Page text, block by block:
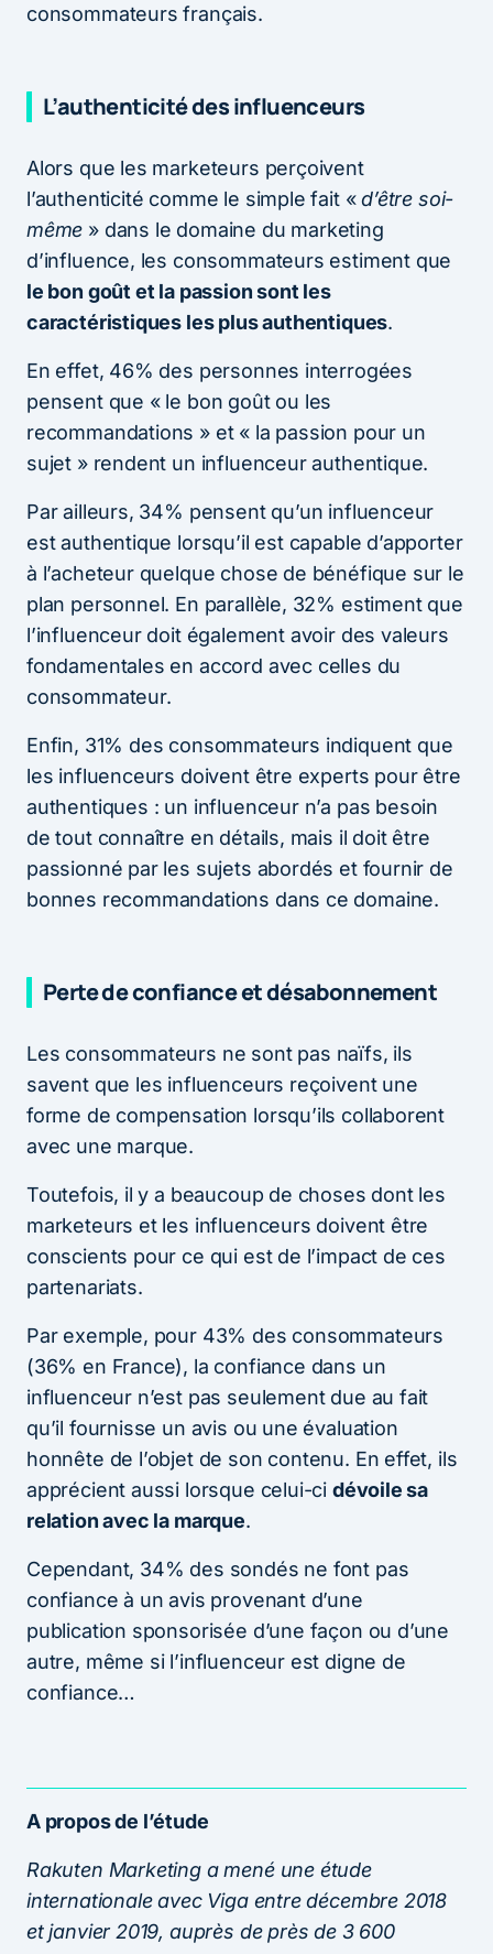
consommateurs français.
L’authenticité des influenceurs
Alors que les marketeurs perçoivent
l’authenticité comme le simple fait «d’être soi-
même » dans le domaine du marketing
d’influence, les consommateurs estiment que
le bon goût et la passion sont les
caractéristiques les plus authentiques.
En effet, 46% des personnes interrogées
pensent que « le bon goût ou les
recommandations » et « la passion pour un
sujet » rendent un influenceur authentique.
Par ailleurs, 34% pensent qu’un influenceur
est authentique lorsqu’il est capable d’apporter
à l’acheteur quelque chose de bénéfique sur le
plan personnel. En parallèle, 32% estiment que
l’influenceur doit également avoir des valeurs
fondamentales en accord avec celles du
consommateur.
Enfin, 31% des consommateurs indiquent que
les influenceurs doivent être experts pour être
authentiques : un influenceur n’a pas besoin
de tout connaître en détails, mais il doit être
passionné par les sujets abordés et fournir de
bonnes recommandations dans ce domaine.
Perte de confiance et désabonnement
Les consommateurs ne sont pas naïfs, ils
savent que les influenceurs reçoivent une
forme de compensation lorsqu’ils collaborent
avec une marque.
Toutefois, il y a beaucoup de choses dont les
marketeurs et les influenceurs doivent être
conscients pour ce qui est de l’impact de ces
partenariats.
Par exemple, pour 43% des consommateurs
(36% en France), la confiance dans un
influenceur n’est pas seulement due au fait
qu’il fournisse un avis ou une évaluation
honnête de l’objet de son contenu. En effet, ils
apprécient aussi lorsque celui-ci dévoile sa
relation avec la marque.
Cependant, 34% des sondés ne font pas
confiance à un avis provenant d’une
publication sponsorisée d’une façon ou d’une
autre, même si l’influenceur est digne de
confiance…
A propos de l’étude
Rakuten Marketing a mené une étude
internationale avec Viga entre décembre 2018
et janvier 2019, auprès de près de 3 600